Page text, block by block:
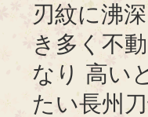
刃紋に沸
き多く不
なり 高い
たい長州